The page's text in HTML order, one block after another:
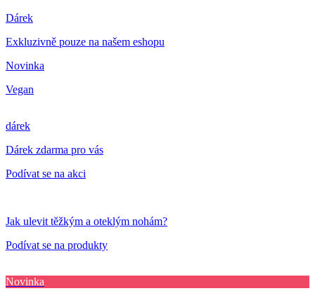
Dárek
Exkluzivně pouze na našem eshopu
Novinka
Vegan
dárek
Dárek zdarma pro vás
Podívat se na akci
Jak ulevit těžkým a oteklým nohám?
Podívat se na produkty
Novinka